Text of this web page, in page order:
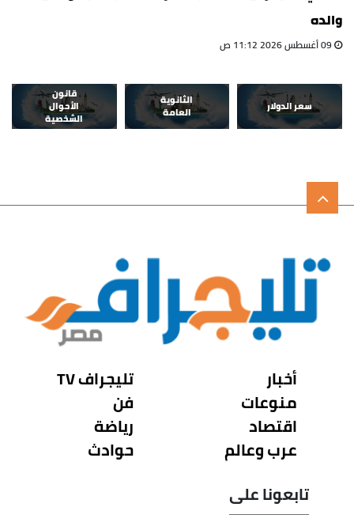
والده
سعر الدولار
الثانوية
العامة
قانون
الأحوال
الشخصية
أخبار
منوعات
اقتصاد
عرب وعالم
تليجراف TV
فن
رياضة
حوادث
تابعونا على